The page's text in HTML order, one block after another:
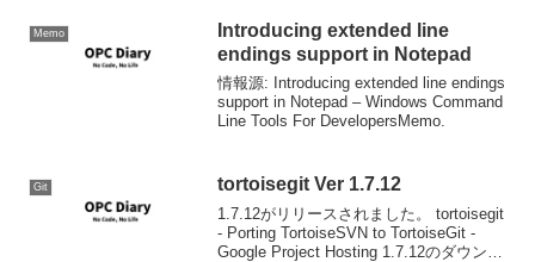
Memo
Introducing extended line
endings support in Notepad
情報源: Introducing extended line endings
support in Notepad – Windows Command
Line Tools For DevelopersMemo.
Git tortoisegit Ver 1.7.12
1.7.12がリリースされました。 tortoisegit
- Porting TortoiseSVN to TortoiseGit -
Google Project Hosting 1.7.12のダウンロ